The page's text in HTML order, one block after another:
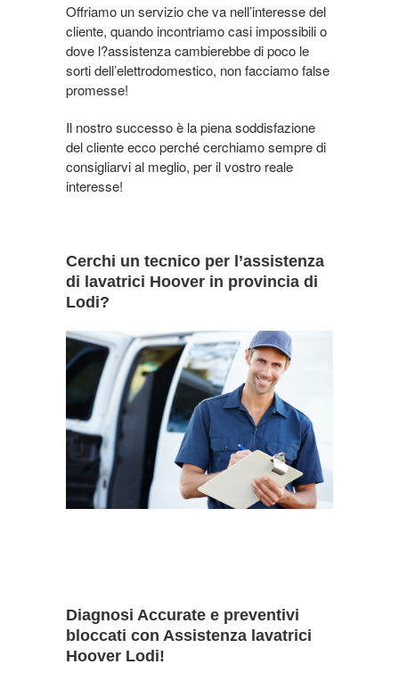
Offriamo un servizio che va nell’interesse del
cliente, quando incontriamo casi impossibili o
dove l?assistenza cambierebbe di poco le
sorti dell’elettrodomestico, non facciamo false
promesse!
Il nostro successo è la piena soddisfazione
del cliente ecco perché cerchiamo sempre di
consigliarvi al meglio, per il vostro reale
interesse!
Cerchi un tecnico per l’assistenza
di lavatrici Hoover in provincia di
Lodi?
Diagnosi Accurate e preventivi
bloccati con Assistenza lavatrici
Hoover Lodi!